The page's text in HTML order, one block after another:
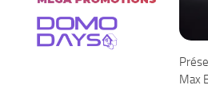
Max